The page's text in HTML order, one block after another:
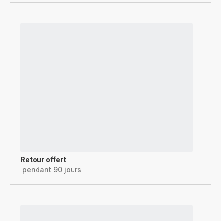
Retour offert
pendant 90 jours